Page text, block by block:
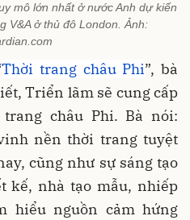
mô lớn nhất ở nước Anh dự kiến
V&A ở thủ đô London. Ảnh:
Thời trang châu Phi”, bà
Triển lãm sẽ cung cấp
châu Phi. Bà nói:
nền thời trang tuyệt
cũng như sự sáng tạo
kế, nhà tạo mẫu, nhiếp
hiểu nguồn cảm hứng